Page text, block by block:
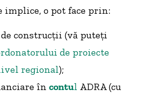
implice, o pot face prin:
construcții (vă puteți
de proiecte
regional);
în contul ADRA (cu